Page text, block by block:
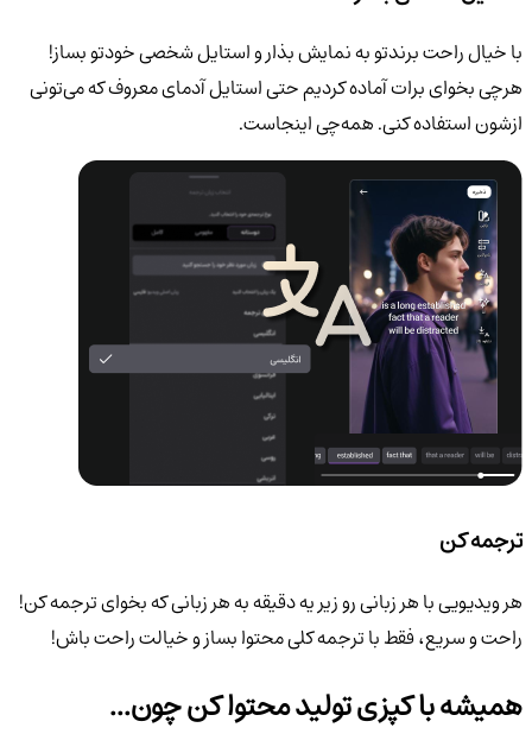
با خیال راحت برندتو به نمایش بذار و استایل شخصی خودتو بساز!
هرچی بخوای برات آماده کردیم حتی استایل آدمای معروف که می‌تونی
ازشون استفاده کنی. همه‌چی اینجاست.
ترجمه کن
هر ویدیویی با هر زبانی رو زیر یه دقیقه به هر زبانی که بخوای ترجمه کن!
راحت و سریع، فقط با ترجمه کلی محتوا بساز و خیالت راحت باش!
همیشه با کپزی تولید محتوا کن چون...